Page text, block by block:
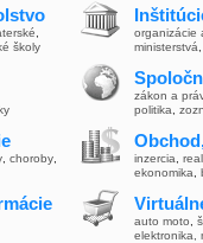
školy
choroby
organizácie
ministerstvá
zákon a
politika
inzercia
ekonomika
auto moto
elektronika,